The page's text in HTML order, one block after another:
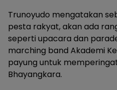
Trunoyudo mengatakan
pesta rakyat, akan ada
seperti upacara dan
marching band Akademi
payung untuk
Bhayangkara.